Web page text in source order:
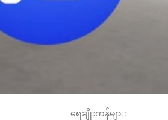
ရေချိုးကန်များ: